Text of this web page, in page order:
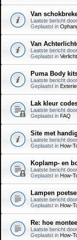
Van
Laatste bericht door
Geplaatst in
Van
Laatste bericht door
Geplaatst in
Puma Body
Laatste bericht door
Geplaatst in
Lak kleur
Laatste bericht door
Geplaatst in FAQ
Site met
Laatste bericht door
Geplaatst in How-
Koplamp- en
Laatste bericht door
Geplaatst in How-
Lampen
Laatste bericht door
Geplaatst in How-
Re: hoe
Laatste bericht door
Geplaatst in How-